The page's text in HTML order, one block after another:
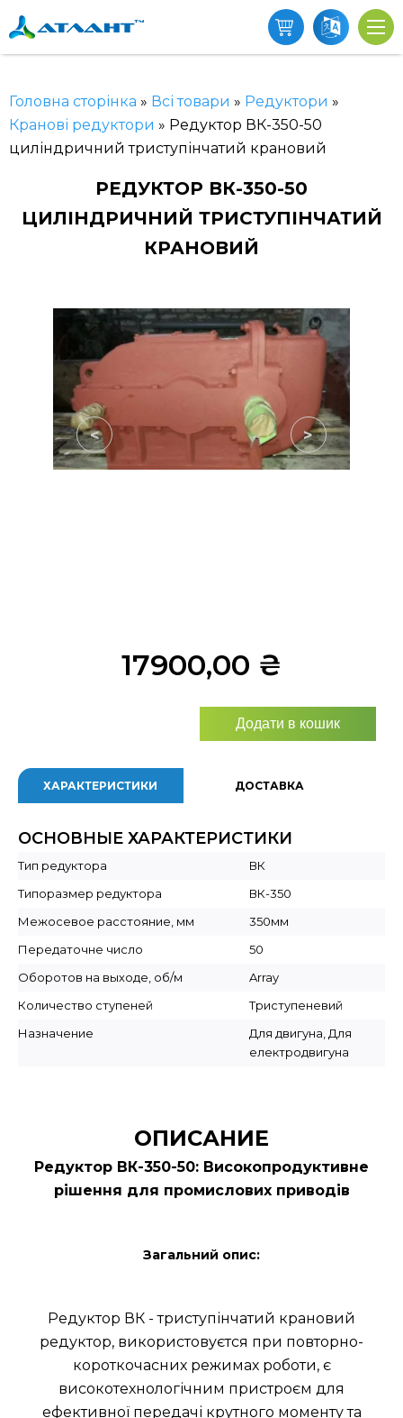
Головна сторінка » Всі товари » Редуктори »
Кранові редуктори » Редуктор ВК-350-50
циліндричний триступінчатий крановий
РЕДУКТОР ВК-350-50
ЦИЛІНДРИЧНИЙ ТРИСТУПІНЧАТИЙ
КРАНОВИЙ
< >
17900,00 ₴
Додати в кошик
ХАРАКТЕРИСТИКИ ДОСТАВКА
ОСНОВНЫЕ ХАРАКТЕРИСТИКИ
Тип редуктора
ВК
Типоразмер редуктора
ВК-350
Межосевое расстояние, мм
350мм
Передаточне число
50
Оборотов на выходе, об/м
Array
Количество ступеней
Триступеневий
Назначение
Для двигуна, Для
електродвигуна
ОПИСАНИЕ
Редуктор ВК-350-50: Високопродуктивне
рішення для промислових приводів
Загальний опис:
Редуктор ВК - триступінчатий крановий
редуктор, використовуєтся при повторно-
короткочасних режимах роботи, є
високотехнологічним пристроєм для
ефективної передачі крутного моменту та